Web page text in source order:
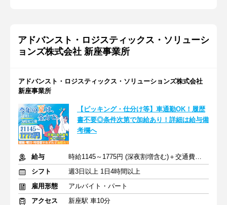
アドバンスト・ロジスティックス・ソリューシ
ョンズ株式会社 新座事業所
アドバンスト・ロジスティックス・ソリューションズ株式会社
新座事業所
【ピッキング・仕分け等】車通勤OK！履歴
書不要◎条件次第で加給あり！詳細は給与備
考欄へ
給与
時給1145～1775円 (深夜割増含む)＋交通費全額支給
シフト
週3日以上 1日4時間以上
雇用形態
アルバイト・パート
アクセス
新座駅 車10分